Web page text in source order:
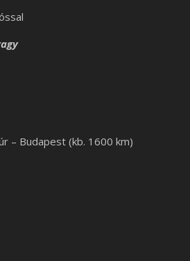
– Budapest (kb. 1600 km)